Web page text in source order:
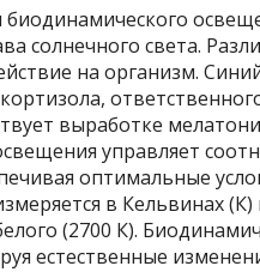
солнечного света.
на организм.
выработке
управляет
оптимальные
в Кельвинах
(2700 К).
естественные